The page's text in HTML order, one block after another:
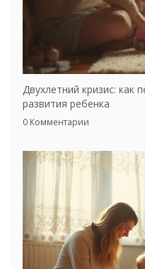
Двухлетний кризис: как
развития ребенка
0 Комментарии